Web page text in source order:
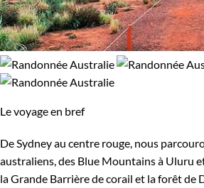
Le voyage en bref
De Sydney au centre rouge, nous
australiens, des Blue Mountains à Uluru
la Grande Barrière de corail et la forêt de